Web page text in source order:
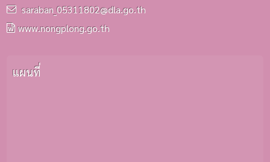
saraban_05311802@dla.go.th
www.nongplong.go.th
แผนที่